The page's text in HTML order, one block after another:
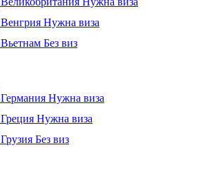
Венгрия Нужна виза
Вьетнам Без виз
Германия Нужна виза
Греция Нужна виза
Грузия Без виз